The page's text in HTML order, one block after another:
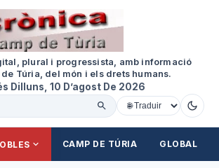
plural i progressista, amb informació
Túria, del món i els drets humans.
Dilluns, 10 D’agost De 2026
CAMP DE TÚRIA GLOBAL